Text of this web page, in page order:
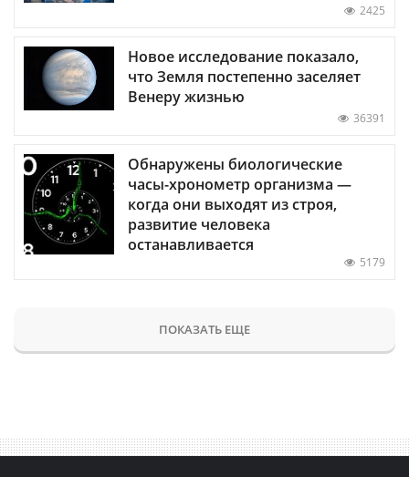
2425
Новое исследование показало,
что Земля постепенно заселяет
Венеру жизнью
36391
Обнаружены биологические
часы-хронометр организма —
когда они выходят из строя,
развитие человека
останавливается
5179
ПОКАЗАТЬ ЕЩЕ